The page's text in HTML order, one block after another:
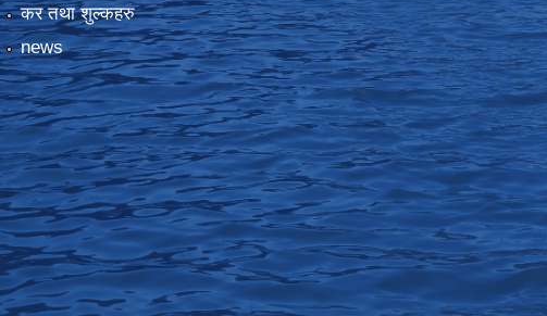
कर तथा शुल्कहरु
news